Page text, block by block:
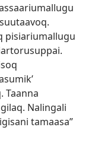
pisiariumallugu
Taanna
Nalingali
tamaasa”